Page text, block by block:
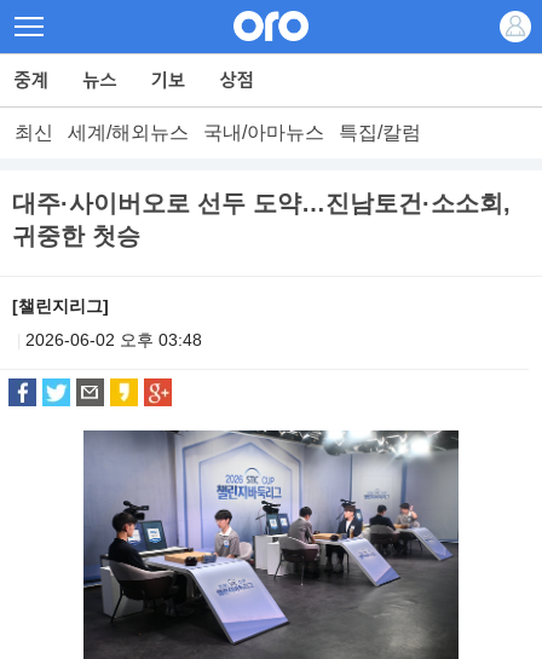
최신 세계/해외뉴스 국내/아마뉴스 특집/칼럼
대주·사이버오로 선두 도약…진남토건·소소회,
귀중한 첫승
[챌린지리그]
2026-06-02 오후 03:48